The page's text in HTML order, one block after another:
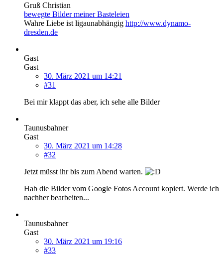
Gruß Christian
bewegte Bilder meiner Basteleien
Wahre Liebe ist ligaunabhängig http://www.dynamo-
dresden.de
Gast
Gast
30. März 2021 um 14:21
#31
Bei mir klappt das aber, ich sehe alle Bilder
Taunusbahner
Gast
30. März 2021 um 14:28
#32
Jetzt müsst ihr bis zum Abend warten.
Hab die Bilder vom Google Fotos Account kopiert. Werde ich
nachher bearbeiten...
Taunusbahner
Gast
30. März 2021 um 19:16
#33